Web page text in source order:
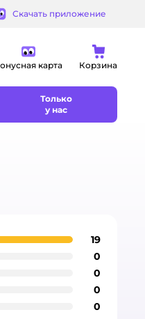
Скачать приложение
карта Корзина
Только
у нас
19отзывов
0
0
0
0